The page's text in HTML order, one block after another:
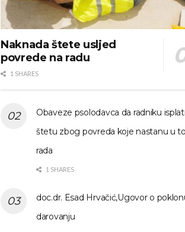
Naknada štete usljed
povrede na radu
1 SHARES
Obaveze psolodavca da radniku isplati
štetu zbog povreda koje nastanu u
rada
1 SHARES
doc.dr. Esad Hrvačić,Ugovor o
darovanju